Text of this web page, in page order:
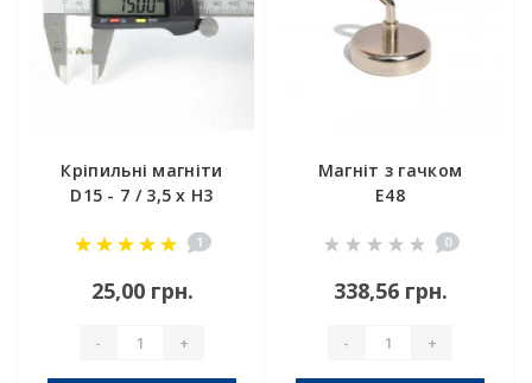
Кріпильні магніти
D15 - 7 / 3,5 x H3
1
25,00 грн.
- +
Магніт з гачком
E48
0
338,56 грн.
- +